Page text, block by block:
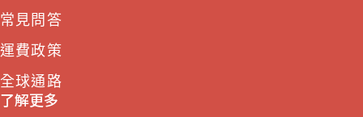
常見問答
運費政策
全球通路
了解更多